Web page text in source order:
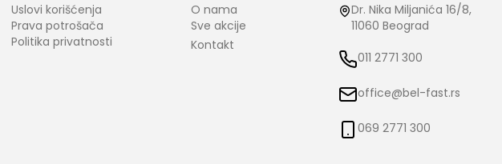
Uslovi korišćenja
Prava potrošača
Politika privatnosti
O nama
Sve akcije
Kontakt
Dr. Nika Miljanića 16/8,
11060 Beograd
011 2771 300
office@bel-fast.rs
069 2771 300